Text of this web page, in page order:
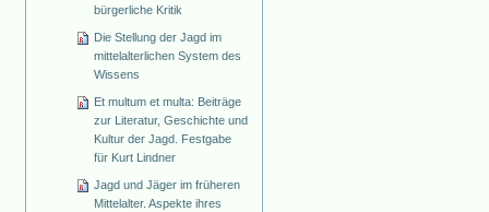
bürgerliche Kritik
Die Stellung der Jagd im
mittelalterlichen System des
Wissens
Et multum et multa: Beiträge
zur Literatur, Geschichte und
Kultur der Jagd. Festgabe
für Kurt Lindner
Jagd und Jäger im früheren
Mittelalter. Aspekte ihres